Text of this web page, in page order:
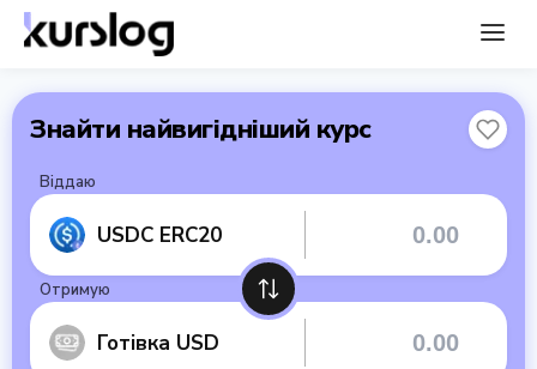
Знайти найвигідніший курс
Віддаю
USDC ERC20
Отримую
Готівка USD